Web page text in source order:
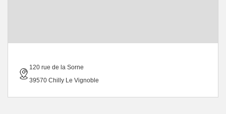
120 rue de la Sorne
39570 Chilly Le Vignoble